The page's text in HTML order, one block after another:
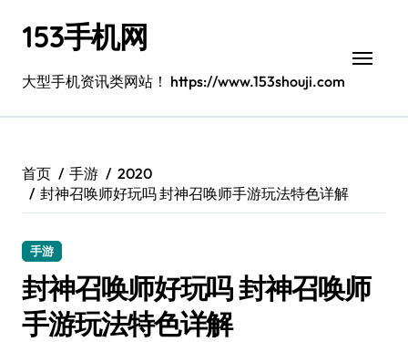
153手机网
大型手机资讯类网站！ https://www.153shouji.com
首页 手游
2020
封神召唤师好玩吗 封神召唤师手游玩法特色详解
手游
封神召唤师好玩吗 封神召唤师
手游玩法特色详解